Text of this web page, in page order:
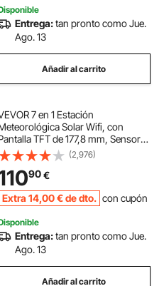
Entrega:tan pronto como Jue.
Ago. 13
Añadir al carrito
7 en 1 Estación
Solar Wifi, con
TFT de 177,8 mm, Sensor
Solar Exterior, Temperatura,
Humedad, Lluvia, Velocidad del
Dirección del Viento, Rayos
UV y Luz Solar
(2,976)
90€
Extra 14,00 €de dto. con cupón
Entrega:tan pronto como Jue.
Ago. 13
Añadir al carrito